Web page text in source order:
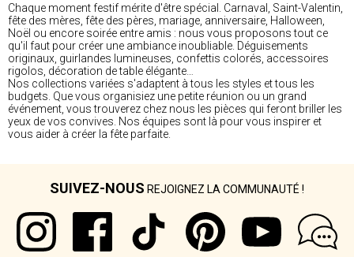
Chaque moment festif mérite d'être spécial. Carnaval, Saint-Valentin,
fête des mères, fête des pères, mariage, anniversaire, Halloween,
Noël ou encore soirée entre amis : nous vous proposons tout ce
qu'il faut pour créer une ambiance inoubliable. Déguisements
originaux, guirlandes lumineuses, confettis colorés, accessoires
rigolos, décoration de table élégante…
Nos collections variées s'adaptent à tous les styles et tous les
budgets. Que vous organisiez une petite réunion ou un grand
événement, vous trouverez chez nous les pièces qui feront briller les
yeux de vos convives. Nos équipes sont là pour vous inspirer et
vous aider à créer la fête parfaite.
SUIVEZ-NOUS REJOIGNEZ LA COMMUNAUTÉ !